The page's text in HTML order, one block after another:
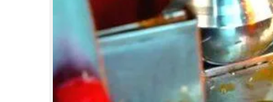
SPIRITUAL